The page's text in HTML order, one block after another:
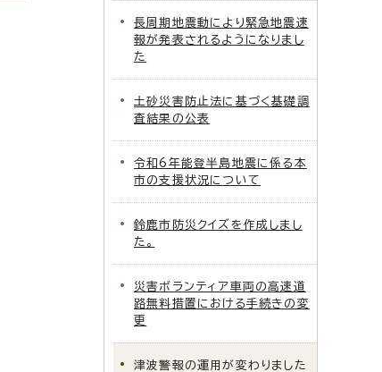
長周期地震動により緊急地震速
報が発表されるようになりまし
た
土砂災害防止法に基づく基礎調
査結果の公表
令和6年能登半島地震に係る本
市の支援状況について
鈴鹿市防災クイズを作成しまし
た。
災害ボランティア車両の高速道
路無料措置における手続きの変
更
津波警報の運用が変わりました